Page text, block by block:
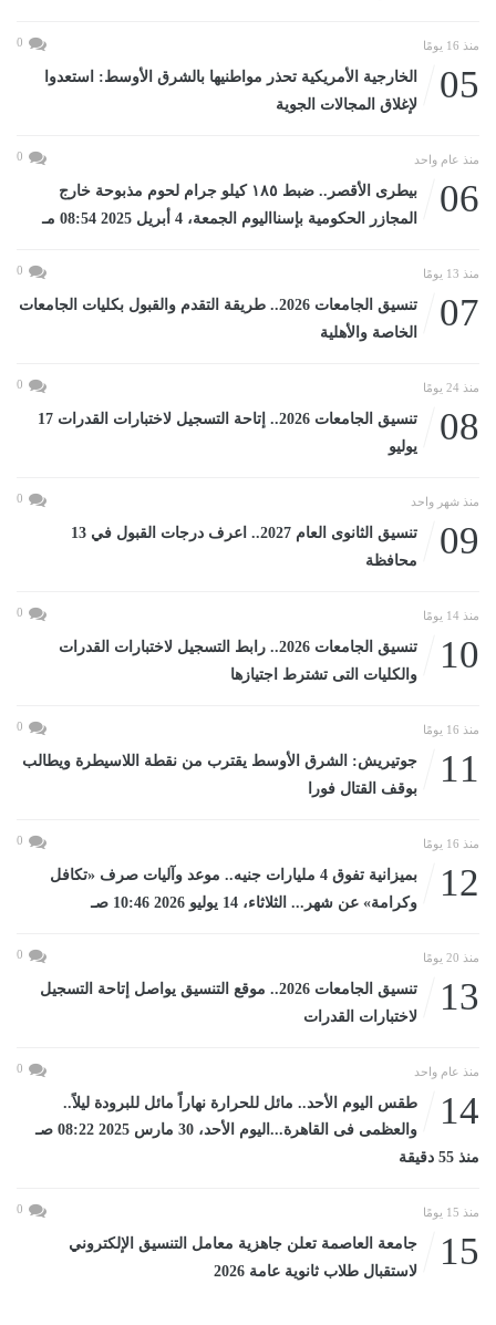
منذ 16 يومًا 0
05
الخارجية الأمريكية تحذر مواطنيها بالشرق الأوسط: استعدوا
لإغلاق المجالات الجوية
منذ عام واحد 0
06
بيطرى الأقصر.. ضبط ١٨٥ كيلو جرام لحوم مذبوحة خارج
المجازر الحكومية بإسنااليوم الجمعة، 4 أبريل 2025 08:54 مـ
منذ 13 يومًا 0
07
تنسيق الجامعات 2026.. طريقة التقدم والقبول بكليات الجامعات
الخاصة والأهلية
منذ 24 يومًا 0
08
تنسيق الجامعات 2026.. إتاحة التسجيل لاختبارات القدرات 17
يوليو
منذ شهر واحد 0
09
تنسيق الثانوى العام 2027.. اعرف درجات القبول في 13
محافظة
منذ 14 يومًا 0
10
تنسيق الجامعات 2026.. رابط التسجيل لاختبارات القدرات
والكليات التى تشترط اجتيازها
منذ 16 يومًا 0
11
جوتيريش: الشرق الأوسط يقترب من نقطة اللاسيطرة ويطالب
بوقف القتال فورا
منذ 16 يومًا 0
12
بميزانية تفوق 4 مليارات جنيه.. موعد وآليات صرف «تكافل
وكرامة» عن شهر... الثلاثاء، 14 يوليو 2026 10:46 صـ
منذ 20 يومًا 0
13
تنسيق الجامعات 2026.. موقع التنسيق يواصل إتاحة التسجيل
لاختبارات القدرات
منذ عام واحد 0
14
طقس اليوم الأحد.. مائل للحرارة نهاراً مائل للبرودة ليلاً..
والعظمى فى القاهرة...اليوم الأحد، 30 مارس 2025 08:22 صـ
منذ 55 دقيقة
منذ 15 يومًا 0
15
جامعة العاصمة تعلن جاهزية معامل التنسيق الإلكتروني
لاستقبال طلاب ثانوية عامة 2026